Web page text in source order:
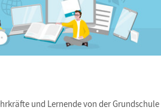
und Lernende von der Grundschule